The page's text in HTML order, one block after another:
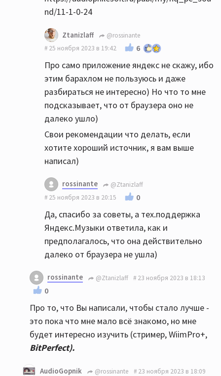
нравится больше.
Ну еще бы, цап и звук Xonar это печаль,
только тинейджерам в игрушки играть
подходит)
В общем, вам чтоб что-то понять оценить,
надо норм цап сначало.
nd/11-1-0-24
Ztanizlaff
@rossinante
25 ноября 2023 в 19:42
6
Про само приложение яндекс не скажу, ибо
этим барахлом не пользуюсь и даже
разбираться не интересно) Но что то мне
подсказывает, что от браузера оно не
далеко ушло)
Свои рекомендации что делать, если
хотите хороший источник, я вам выше
написал)
rossinante
@Ztanizlaff
25 ноября 2023 в 20:15
0
Да, спасибо за советы, а тех.поддержка
Яндекс.Музыки ответила, как и
предполагалось, что она действительно
далеко от браузера не ушла)
rossinante @Ztanizlaff 23 ноября 2023 в 18:13
0
Про то, что Вы написали, чтобы стало лучше -
это пока что мне мало всё знакомо, но мне
будет интересно изучить (стример, WiimPro+,
BitPerfect).
AudioGopnik @rossinante 23 ноября 2023 в 18:09